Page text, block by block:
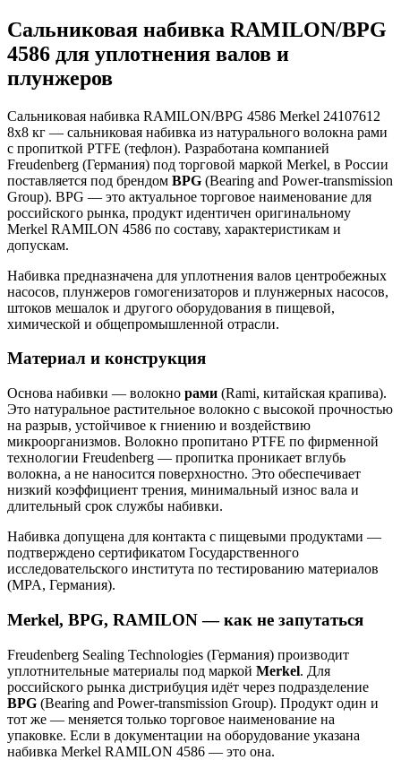
Сальниковая набивка RAMILON/BPG
4586 для уплотнения валов и
плунжеров
Сальниковая набивка RAMILON/BPG 4586 Merkel 24107612
8х8 кг — сальниковая набивка из натурального волокна рами
с пропиткой PTFE (тефлон). Разработана компанией
Freudenberg (Германия) под торговой маркой Merkel, в России
поставляется под брендом BPG (Bearing and Power-transmission
Group). BPG — это актуальное торговое наименование для
российского рынка, продукт идентичен оригинальному
Merkel RAMILON 4586 по составу, характеристикам и
допускам.
Набивка предназначена для уплотнения валов центробежных
насосов, плунжеров гомогенизаторов и плунжерных насосов,
штоков мешалок и другого оборудования в пищевой,
химической и общепромышленной отрасли.
Материал и конструкция
Основа набивки — волокно рами (Rami, китайская крапива).
Это натуральное растительное волокно с высокой прочностью
на разрыв, устойчивое к гниению и воздействию
микроорганизмов. Волокно пропитано PTFE по фирменной
технологии Freudenberg — пропитка проникает вглубь
волокна, а не наносится поверхностно. Это обеспечивает
низкий коэффициент трения, минимальный износ вала и
длительный срок службы набивки.
Набивка допущена для контакта с пищевыми продуктами —
подтверждено сертификатом Государственного
исследовательского института по тестированию материалов
(MPA, Германия).
Merkel, BPG, RAMILON — как не запутаться
Freudenberg Sealing Technologies (Германия) производит
уплотнительные материалы под маркой Merkel. Для
российского рынка дистрибуция идёт через подразделение
BPG (Bearing and Power-transmission Group). Продукт один и
тот же — меняется только торговое наименование на
упаковке. Если в документации на оборудование указана
набивка Merkel RAMILON 4586 — это она.